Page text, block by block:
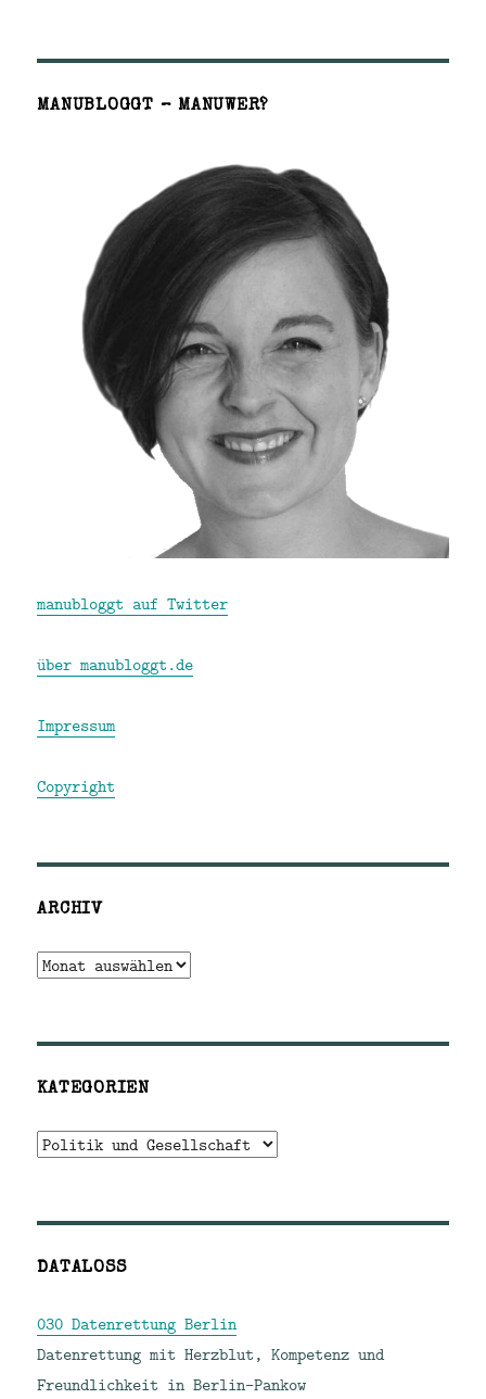
MANUBLOGGT – MANUWER?
manubloggt auf Twitter
über manubloggt.de
Impressum
Copyright
ARCHIV
Archiv
KATEGORIEN
Kategorien
DATALOSS
030 Datenrettung Berlin
Datenrettung mit Herzblut, Kompetenz und
Freundlichkeit in Berlin-Pankow